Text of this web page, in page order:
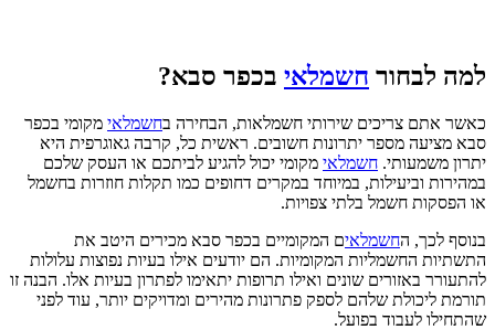
למה לבחור חשמלאי בכפר סבא?
כאשר אתם צריכים שירותי חשמלאות, הבחירה בחשמלאי מקומי בכפר
סבא מציעה מספר יתרונות חשובים. ראשית כל, קרבה גאוגרפית היא
יתרון משמעותי. חשמלאי מקומי יכול להגיע לביתכם או העסק שלכם
במהירות וביעילות, במיוחד במקרים דחופים כמו תקלות חוזרות בחשמל
או הפסקות חשמל בלתי צפויות.
בנוסף לכך, החשמלאים המקומיים בכפר סבא מכירים היטב את
התשתיות החשמליות המקומיות. הם יודעים אילו בעיות נפוצות עלולות
להתעורר באזורים שונים ואילו תרופות יתאימו לפתרון בעיות אלו. הבנה זו
תורמת ליכולת שלהם לספק פתרונות מהירים ומדויקים יותר, עוד לפני
שהתחילו לעבוד בפועל.